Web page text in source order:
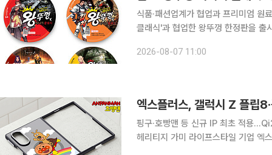
식품·패션업계가 협업과 프리미엄 원
클래식'과 협업한 왕뚜껑 한정판을 출
2026-08-07 11:00
엑스플러스, 갤럭시 Z 플립
핑구·호빵맨 등 신규 IP 최초 적용
헤리티지 가미 라이프스타일 기업 엑스플러스는 삼성전자의 신형 폴더블 스마트폰 갤럭시 Z 플립8